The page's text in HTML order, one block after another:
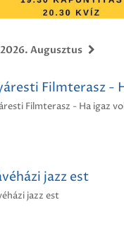
2026. Augusztus
Filmterasz -
Filmterasz - Ha igaz
jazz est
jazz est